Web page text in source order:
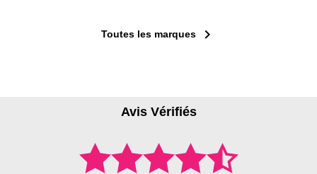
Toutes les marques 
Avis Vérifiés